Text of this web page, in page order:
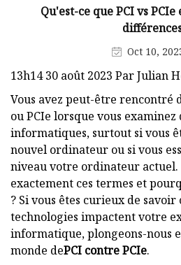
Qu'est-ce que PCI vs
Oct 10,
13h14 30 août 2023 Par Julian
Vous avez peut-être rencontré
ou PCIe lorsque vous examinez
informatiques, surtout si vous
nouvel ordinateur ou si vous
niveau votre ordinateur actuel.
exactement ces termes et
? Si vous êtes curieux de savoir
technologies impactent votre
informatique, plongeons-nous
monde dePCI contre PCIe.